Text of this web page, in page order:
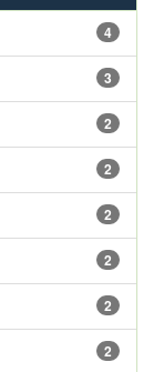
4
3
2
2
2
2
2
2